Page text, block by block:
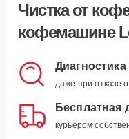
Чистка от
кофемашине
даже при отказе
Бесплатная
курьером